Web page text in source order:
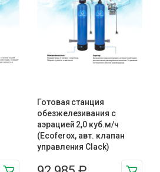
Готовая станция
обезжелезивания c
аэрацией 2,0 куб.м/ч
(Ecoferox, авт. клапан
управления Clack)